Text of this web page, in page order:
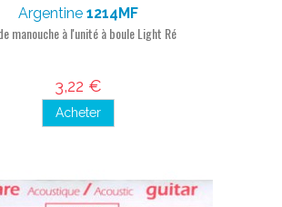
Argentine 1214MF
manouche à l'unité à boule Light Ré
3,22 €
Acheter